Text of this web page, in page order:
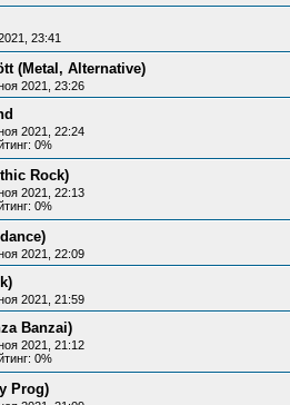
23:41
(Metal, Alternative)
2021, 23:26
2021, 22:24
0%
Rock)
2021, 22:13
0%
2021, 22:09
2021, 21:59
Banzai)
2021, 21:12
0%
Prog)